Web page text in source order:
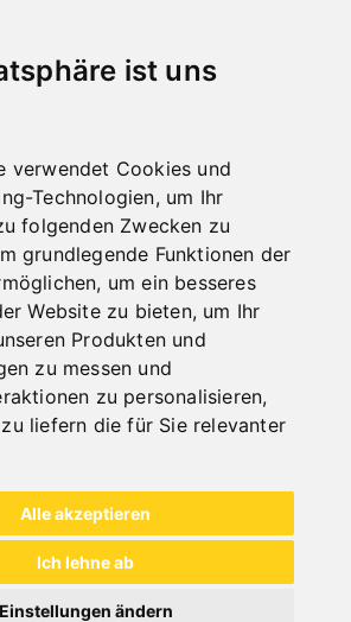
ist uns
verwendet Cookies und
Technologien, um Ihr
folgenden Zwecken zu
grundlegende Funktionen der
, um ein besseres
Website zu bieten, um Ihr
Produkten und
zu messen und
zu personalisieren,
liefern die für Sie relevanter
Alle akzeptieren
Ich lehne ab
Einstellungen ändern